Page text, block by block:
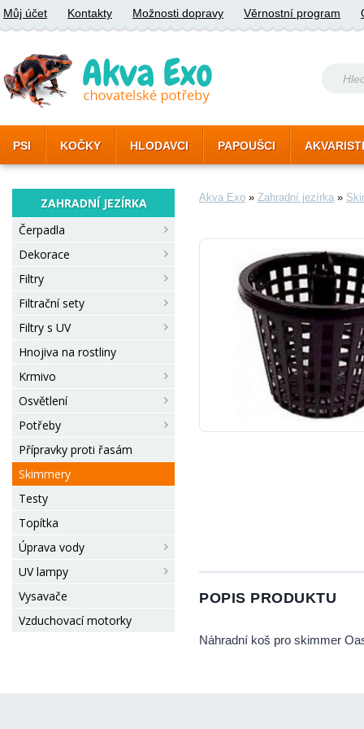
Můj účet Kontakty Možnosti dopravy Věrnostní program
PSI KOČKY HLODAVCI PAPOUŠCI
ZAHRADNÍ JEZÍRKA
Čerpadla
Dekorace
Filtry
Filtrační sety
Filtry s UV
Hnojiva na rostliny
Krmivo
Osvětlení
Potřeby
Přípravky proti řasám
Skimmery
Testy
Topítka
Úprava vody
UV lampy
Vysavače
Vzduchovací motorky
Akva Exo » Zahradní jezírka »
POPIS PRODUKTU
Náhradní koš pro skimmer